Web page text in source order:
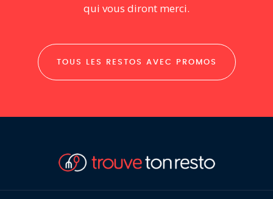
qui vous diront merci.
TOUS LES RESTOS AVEC PROMOS